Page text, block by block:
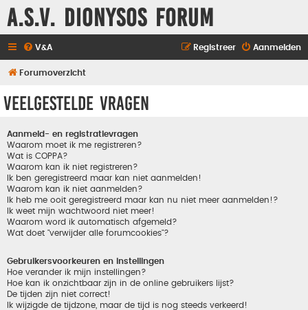
A.S.V. Dionysos Forum
V&A Aanmelden
Registreer
Forumoverzicht
Veelgestelde vragen
Aanmeld- en registratievragen
Waarom moet ik me registreren?
Wat is COPPA?
Waarom kan ik niet registreren?
Ik ben geregistreerd maar kan niet aanmelden!
Waarom kan ik niet aanmelden?
Ik heb me ooit geregistreerd maar kan nu niet meer aanmelden!?
Ik weet mijn wachtwoord niet meer!
Waarom word ik automatisch afgemeld?
Wat doet "verwijder alle forumcookies"?
Gebruikersvoorkeuren en instellingen
Hoe verander ik mijn instellingen?
Hoe kan ik onzichtbaar zijn in de online gebruikers lijst?
De tijden zijn niet correct!
Ik wijzigde de tijdzone, maar de tijd is nog steeds verkeerd!